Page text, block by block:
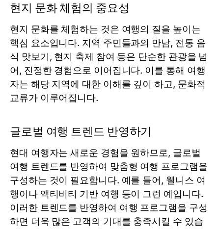
현지 문화 체험의 중요성
현지 문화를 체험하는 것은 여행의 질을 높이는
핵심 요소입니다. 지역 주민들과의 만남, 전통 음
식 맛보기, 현지 축제 참여 등은 단순한 관광을 넘
어, 진정한 경험으로 이어집니다. 이를 통해 여행
자는 해당 지역에 대한 이해를 깊이 하고, 문화적
교류가 이루어집니다.
글로벌 여행 트렌드 반영하기
현대 여행자는 새로운 경험을 원하므로, 글로벌
여행 트렌드를 반영하여 맞춤형 여행 프로그램을
구성하는 것이 필요합니다. 예를 들어, 웰니스 여
행이나 액티비티 기반 여행 등이 그런 예입니다.
이러한 트렌드를 반영하여 여행 프로그램을 구성
하면 더욱 많은 고객의 기대를 충족시킬 수 있습